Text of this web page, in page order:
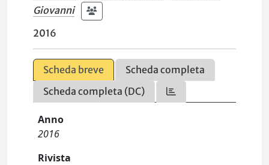
Giovanni
2016
Scheda breve
Scheda completa
Scheda completa (DC)
Anno
2016
Rivista